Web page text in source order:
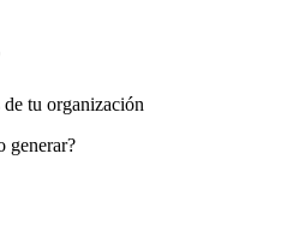
tu organización
generar?